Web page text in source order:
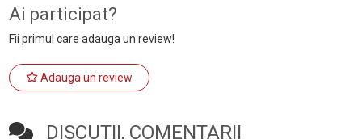
Ai participat?
Fii primul care adauga un review!
Adauga un review
DISCUTII, COMENTARII